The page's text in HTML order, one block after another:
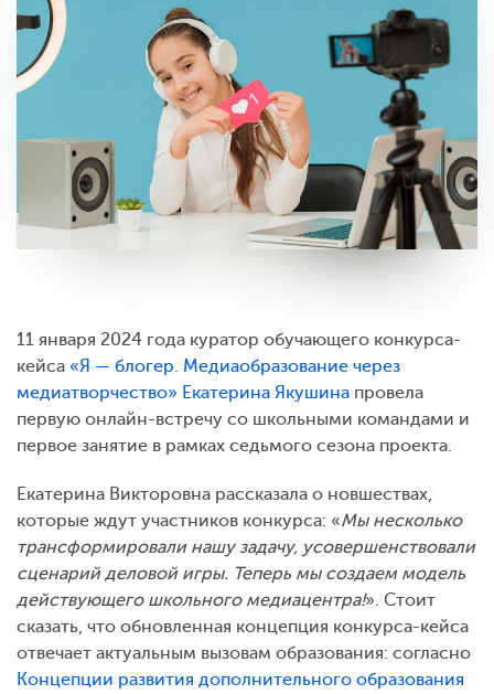
11 января 2024 года куратор обучающего конкурса-
кейса «Я — блогер. Медиаобразование через
медиатворчество» Екатерина Якушина провела
первую онлайн-встречу со школьными командами и
первое занятие в рамках седьмого сезона проекта.
Екатерина Викторовна рассказала о новшествах,
которые ждут участников конкурса: «Мы несколько
трансформировали нашу задачу, усовершенствовали
сценарий деловой игры. Теперь мы создаем модель
действующего школьного медиацентра!». Стоит
сказать, что обновленная концепция конкурса-кейса
отвечает актуальным вызовам образования: согласно
Концепции развития дополнительного образования